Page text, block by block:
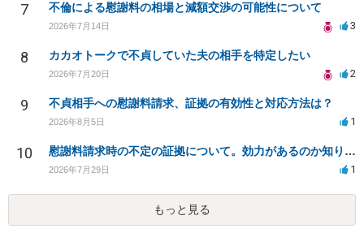
7 不倫による慰謝料の相場と減額交渉の可能性について
2026年7月14日 3
8 カカオトークで不貞していた夫の相手を特定したい
2026年7月20日 2
9 不貞相手への慰謝料請求、証拠の有効性と対応方法は？
2026年8月5日 1
10 慰謝料請求時の不定の証拠について。効力があるのか知りたい。
2026年7月29日 1
もっと見る